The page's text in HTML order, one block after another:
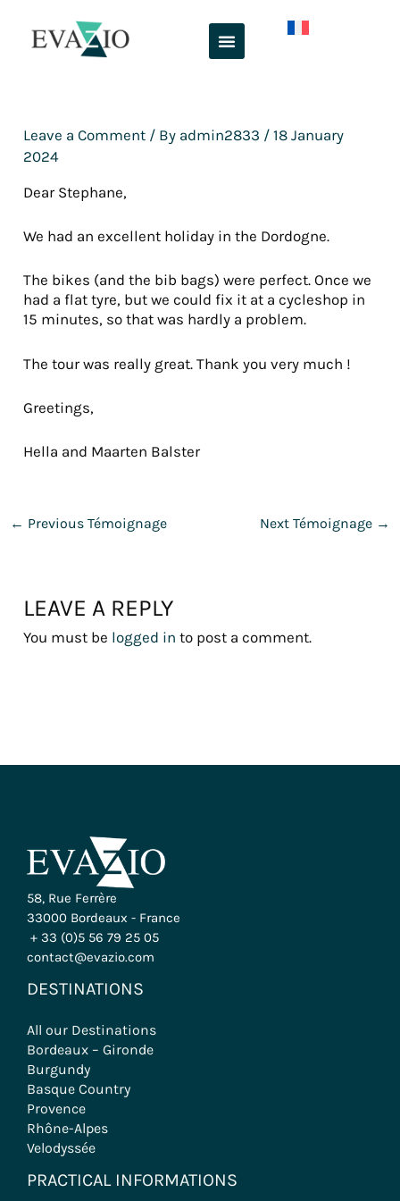
content
Leave a Comment / By admin2833 /18 January
2024
Dear Stephane,
We had an excellent holiday in the Dordogne.
The bikes (and the bib bags) were perfect. Once we
had a flat tyre, but we could fix it at a cycleshop in
15 minutes, so that was hardly a problem.
The tour was really great. Thank you very much !
Greetings,
Hella and Maarten Balster
← Previous Témoignage Next Témoignage →
LEAVE A REPLY
You must be logged in to post a comment.
58, Rue Ferrère
33000 Bordeaux - France
+ 33 (0)5 56 79 25 05
contact@evazio.com
DESTINATIONS
All our Destinations
Bordeaux – Gironde
Burgundy
Basque Country
Provence
Rhône-Alpes
Velodyssée
PRACTICAL INFORMATIONS